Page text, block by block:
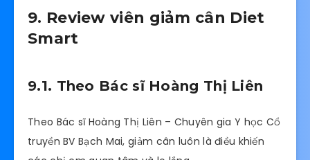
9. Review viên giảm cân Diet
Smart
9.1. Theo Bác sĩ Hoàng Thị Liên
Theo Bác sĩ Hoàng Thị Liên – Chuyên gia Y học Cổ
truyền BV Bạch Mai, giảm cân luôn là điều khiến